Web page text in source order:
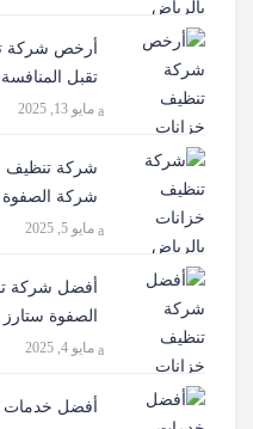
أرخص شركة
تقبل المنافسة
مايو 13, 2025
شركة تنظيف
شركة الصفوة
مايو 5, 2025
أفضل شركة
الصفوة ستارز
مايو 4, 2025
أفضل خدمات